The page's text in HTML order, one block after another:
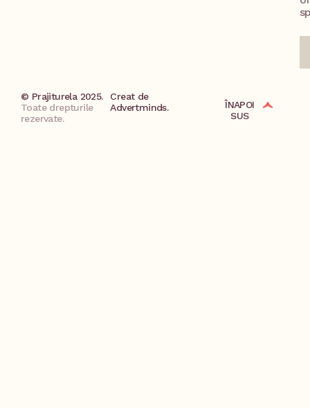
© Prajiturela 2025.
Toate drepturile
rezervate.
Creat de
Advertminds.
ÎNAPOI
SUS